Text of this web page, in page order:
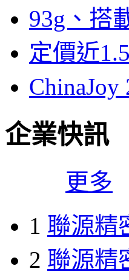
93g、搭
定價近
企業快訊
更多
1 聯源精
2 聯源精